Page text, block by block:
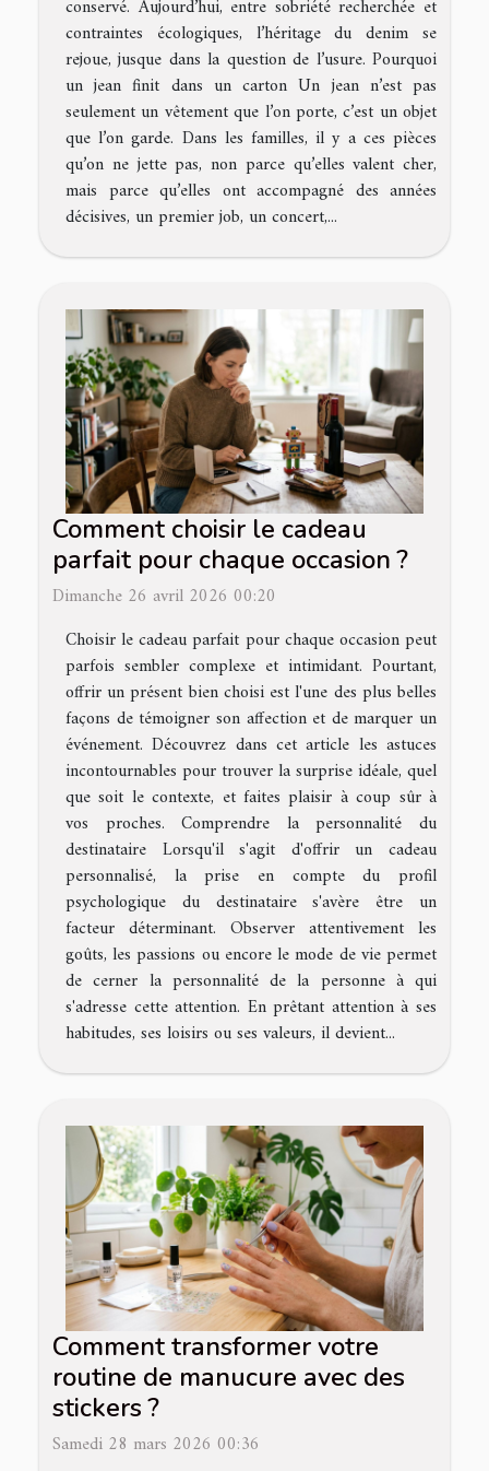
conservé. Aujourd’hui, entre sobriété recherchée et
contraintes écologiques, l’héritage du denim se
rejoue, jusque dans la question de l’usure. Pourquoi
un jean finit dans un carton Un jean n’est pas
seulement un vêtement que l’on porte, c’est un objet
que l’on garde. Dans les familles, il y a ces pièces
qu’on ne jette pas, non parce qu’elles valent cher,
mais parce qu’elles ont accompagné des années
décisives, un premier job, un concert,...
Comment choisir le cadeau
parfait pour chaque occasion ?
Dimanche 26 avril 2026 00:20
Choisir le cadeau parfait pour chaque occasion peut
parfois sembler complexe et intimidant. Pourtant,
offrir un présent bien choisi est l'une des plus belles
façons de témoigner son affection et de marquer un
événement. Découvrez dans cet article les astuces
incontournables pour trouver la surprise idéale, quel
que soit le contexte, et faites plaisir à coup sûr à
vos proches. Comprendre la personnalité du
destinataire Lorsqu'il s'agit d'offrir un cadeau
personnalisé, la prise en compte du profil
psychologique du destinataire s'avère être un
facteur déterminant. Observer attentivement les
goûts, les passions ou encore le mode de vie permet
de cerner la personnalité de la personne à qui
s'adresse cette attention. En prêtant attention à ses
habitudes, ses loisirs ou ses valeurs, il devient...
Comment transformer votre
routine de manucure avec des
stickers ?
Samedi 28 mars 2026 00:36